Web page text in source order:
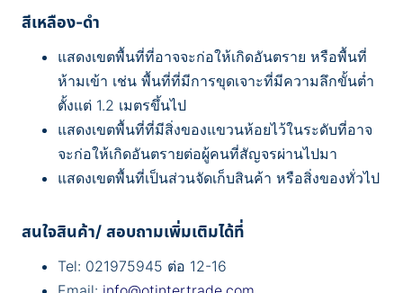
สีเหลือง-ดำ
แสดงเขตพื้นที่ที่อาจจะก่อให้เกิดอันตราย หรือพื้นที่
ห้ามเข้า เช่น พื้นที่ที่มีการขุดเจาะที่มีความลึกขั้นต่ำ
ตั้งแต่ 1.2 เมตรขึ้นไป
แสดงเขตพื้นที่ที่มีสิ่งของแขวนห้อยไว้ในระดับที่อาจ
จะก่อให้เกิดอันตรายต่อผู้คนที่สัญจรผ่านไปมา
แสดงเขตพื้นที่เป็นส่วนจัดเก็บสินค้า หรือสิ่งของทั่วไป
สนใจสินค้า/ สอบถามเพิ่มเติมได้ที่
Tel: 021975945 ต่อ 12-16